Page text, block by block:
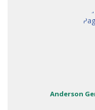
Anderson